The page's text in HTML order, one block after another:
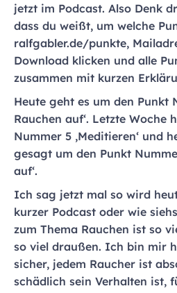
jetzt im Podcast. Also Denk
dass du weißt, um welche
ralfgabler.de/punkte,
Download klicken und alle
zusammen mit kurzen
Heute geht es um den Punkt
Rauchen auf‘. Letzte Woche
Nummer 5 ‚Meditieren‘ und
gesagt um den Punkt
auf‘.
Ich sag jetzt mal so wird
kurzer Podcast oder wie
zum Thema Rauchen ist so
so viel draußen. Ich bin mir
sicher, jedem Raucher ist
schädlich sein Verhalten ist,